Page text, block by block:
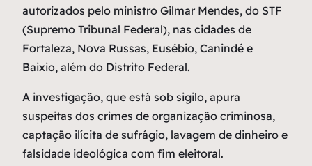
autorizados pelo ministro Gilmar Mendes, do STF
(Supremo Tribunal Federal), nas cidades de
Fortaleza, Nova Russas, Eusébio, Canindé e
Baixio, além do Distrito Federal.
A investigação, que está sob sigilo, apura
suspeitas dos crimes de organização criminosa,
captação ilícita de sufrágio, lavagem de dinheiro e
falsidade ideológica com fim eleitoral.